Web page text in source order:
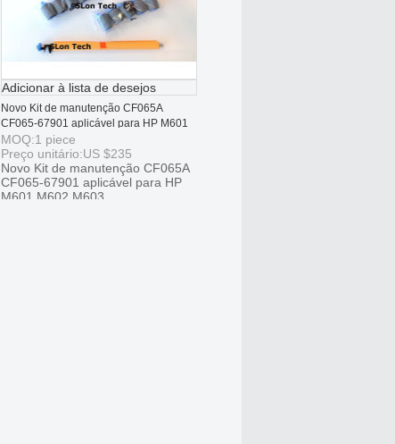
Adicionar à lista de desejos
Novo Kit de manutenção CF065A
CF065-67901 aplicável para HP M601
M602 M603
MOQ:1 piece
Preço unitário:US $235
Novo Kit de manutenção CF065A
CF065-67901 aplicável para HP
M601 M602 M603